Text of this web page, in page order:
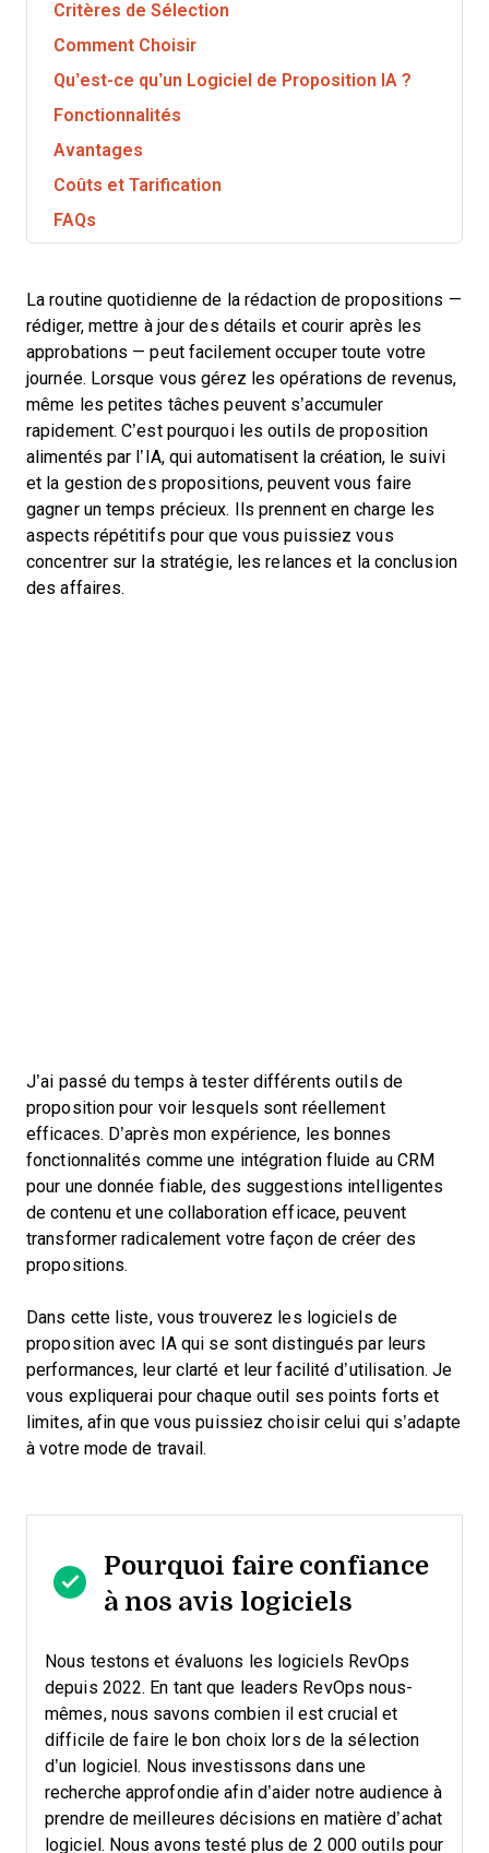
Critères de Sélection
Comment Choisir
Qu’est-ce qu’un Logiciel de Proposition IA ?
Fonctionnalités
Avantages
Coûts et Tarification
FAQs
La routine quotidienne de la rédaction de propositions —
rédiger, mettre à jour des détails et courir après les
approbations — peut facilement occuper toute votre
journée. Lorsque vous gérez les opérations de revenus,
même les petites tâches peuvent s’accumuler
rapidement. C’est pourquoi les outils de proposition
alimentés par l’IA, qui automatisent la création, le suivi
et la gestion des propositions, peuvent vous faire
gagner un temps précieux. Ils prennent en charge les
aspects répétitifs pour que vous puissiez vous
concentrer sur la stratégie, les relances et la conclusion
des affaires.
J’ai passé du temps à tester différents outils de
proposition pour voir lesquels sont réellement
efficaces. D’après mon expérience, les bonnes
fonctionnalités comme une intégration fluide au CRM
pour une donnée fiable, des suggestions intelligentes
de contenu et une collaboration efficace, peuvent
transformer radicalement votre façon de créer des
propositions.
Dans cette liste, vous trouverez les logiciels de
proposition avec IA qui se sont distingués par leurs
performances, leur clarté et leur facilité d’utilisation. Je
vous expliquerai pour chaque outil ses points forts et
limites, afin que vous puissiez choisir celui qui s’adapte
à votre mode de travail.
Pourquoi faire confiance
à nos avis logiciels
Nous testons et évaluons les logiciels RevOps
depuis 2022. En tant que leaders RevOps nous-
mêmes, nous savons combien il est crucial et
difficile de faire le bon choix lors de la sélection
d’un logiciel. Nous investissons dans une
recherche approfondie afin d’aider notre audience à
prendre de meilleures décisions en matière d’achat
logiciel. Nous avons testé plus de 2 000 outils pour